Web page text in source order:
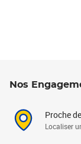
Nos
Proche
Localiser